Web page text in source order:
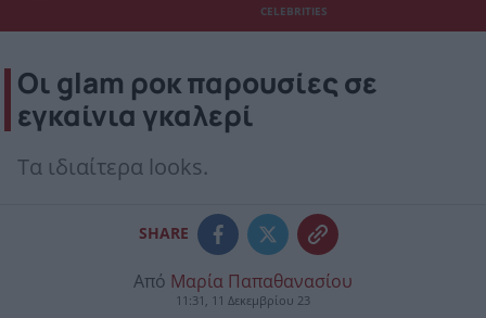
CELEBRITIES
Οι glam ροκ παρουσίες σε
εγκαίνια γκαλερί
Τα ιδιαίτερα looks.
SHARE
Από Μαρία Παπαθανασίου
11:31, 11 Δεκεμβρίου 23